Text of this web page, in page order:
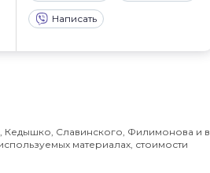
Написать
Кедышко, Славинского, Филимонова и в
материалах, стоимости